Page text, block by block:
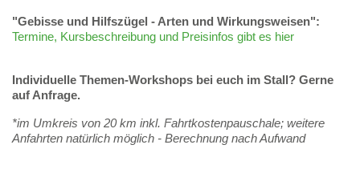
"Gebisse und Hilfszügel - Arten und Wirkungsweisen":
Termine, Kursbeschreibung und Preisinfos gibt es hier
Individuelle Themen-Workshops bei euch im Stall? Gerne
auf Anfrage.
*im Umkreis von 20 km inkl. Fahrtkostenpauschale; weitere
Anfahrten natürlich möglich - Berechnung nach Aufwand